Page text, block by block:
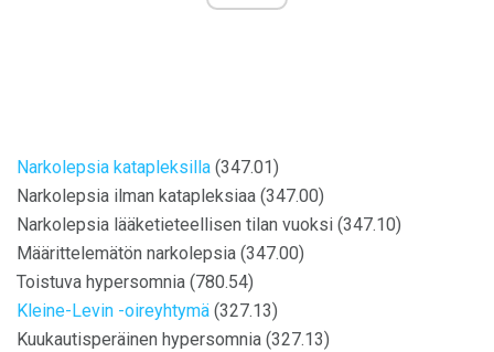
Narkolepsia katapleksilla (347.01)
Narkolepsia ilman katapleksiaa (347.00)
Narkolepsia lääketieteellisen tilan vuoksi (347.10)
Määrittelemätön narkolepsia (347.00)
Toistuva hypersomnia (780.54)
Kleine-Levin -oireyhtymä (327.13)
Kuukautisperäinen hypersomnia (327.13)